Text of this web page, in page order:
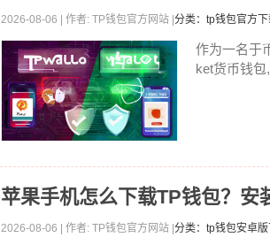
2026-08-06 | 作者: TP钱包官方网站 | 分类：tp钱包官方
作为一名于
ket货币钱
苹果手机怎么下载TP钱包？安
2026-08-06 | 作者: TP钱包官方网站 | 分类：tp钱包安卓